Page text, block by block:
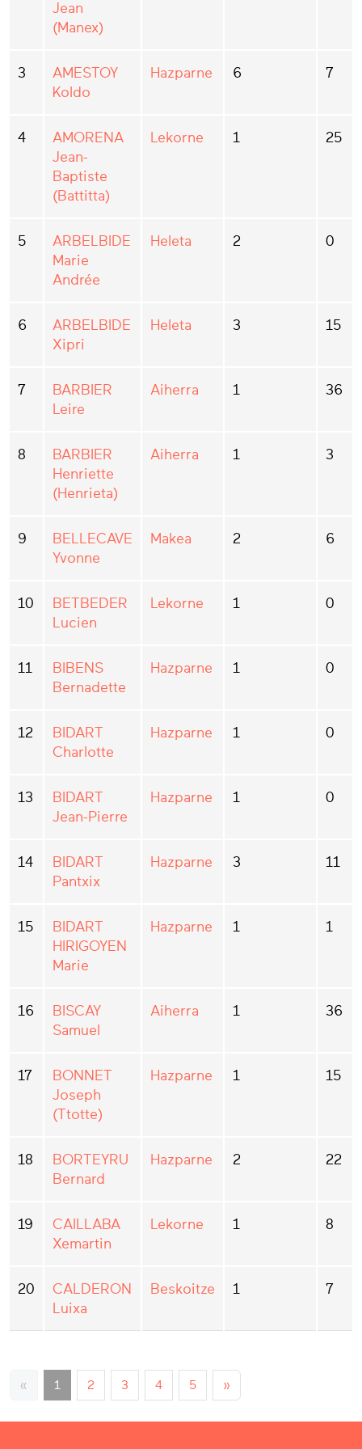
Jean
(Manex)
3
AMESTOY
Koldo
Hazparne 6 7
4
AMORENA
Jean-
Baptiste
(Battitta)
Lekorne 1 25
5
ARBELBIDE
Marie
Andrée
Heleta 2 0
6
ARBELBIDE
Xipri
Heleta 3 15
7
BARBIER
Leire
Aiherra 1 36
8
BARBIER
Henriette
(Henrieta)
Aiherra 1 3
9
BELLECAVE
Yvonne
Makea 2 6
10
BETBEDER
Lucien
Lekorne 1 0
11
BIBENS
Bernadette
Hazparne 1 0
12
BIDART
Charlotte
Hazparne 1 0
13
BIDART
Jean-Pierre
Hazparne 1 0
14
BIDART
Pantxix
Hazparne 3 11
15
BIDART
HIRIGOYEN
Marie
Hazparne 1 1
16
BISCAY
Samuel
Aiherra 1 36
17
BONNET
Joseph
(Ttotte)
Hazparne 1 15
18
BORTEYRU
Bernard
Hazparne 2 22
19
CAILLABA
Xemartin
Lekorne 1 8
20
CALDERON
Luixa
Beskoitze 1 7
« 1 2 3 4 5 »